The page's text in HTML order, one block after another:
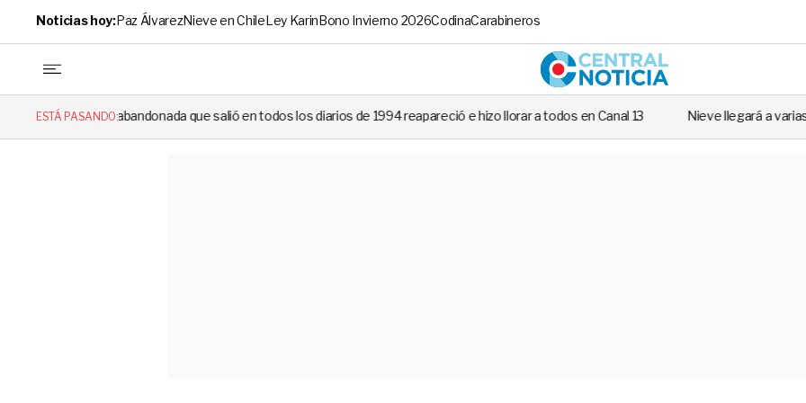
Noticias hoy:Paz ÁlvarezNieve en ChileLey KarinBono Invierno 2026CodinaCarabineros
Central
ESTÁ PASANDO:
abandonada que salió en todos los diarios de 1994 reapareció e hizo llorar a todos en Canal 13 Nieve llegará a varias regiones de